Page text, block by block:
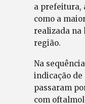
a prefeitura,
como a
realizada na
região.
Na
indicação
passaram
com